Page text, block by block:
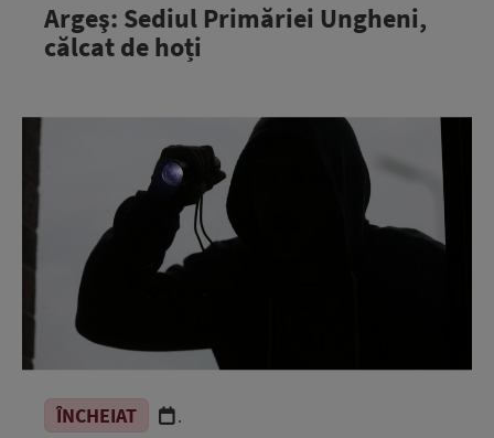
Argeş: Sediul Primăriei Ungheni,
călcat de hoți
ÎNCHEIAT .